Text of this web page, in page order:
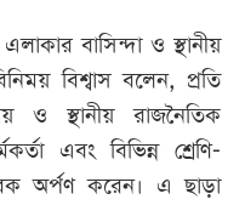
বাসিন্দা ও স্থানীয়
বিশ্বাস বলেন, প্রতি
ও স্থানীয় রাজনৈতিক
এবং বিভিন্ন শ্রেণি-
অর্পণ করেন। এ ছাড়া